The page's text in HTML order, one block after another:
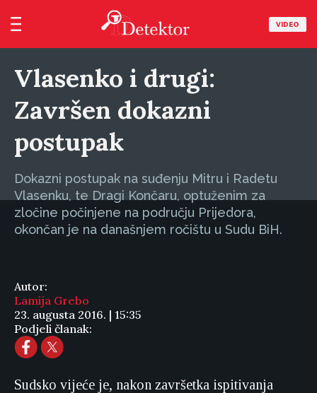
VIDEO
Vlasenko i drugi:
Završen dokazni
postupak
Dokazni postupak na suđenju Mitru i Radetu
Vlasenku, te Dragi Končaru, optuženim za
zločine počinjene na području Prijedora,
okončan je na današnjem ročištu u Sudu BiH.
Autor:
Lamija Grebo
23. augusta 2016. | 15:35
Podjeli članak:
Sudsko vijeće je, nakon završetka ispitivanja